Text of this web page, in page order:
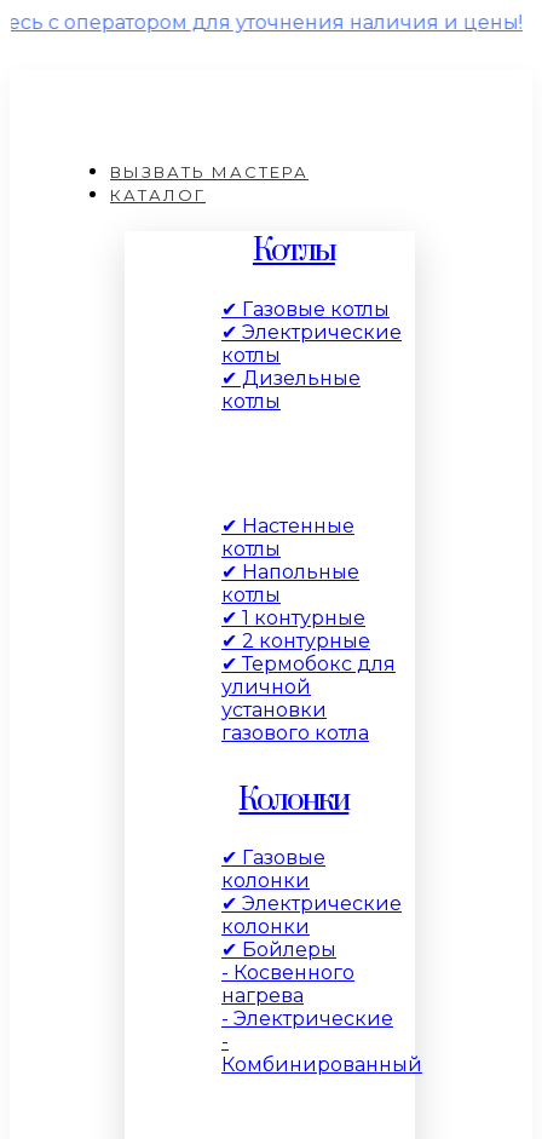
для уточнения наличия и цены!
ВЫЗВАТЬ МАСТЕРА
КАТАЛОГ
Котлы
✔ Газовые котлы
✔ Электрические
котлы
✔ Дизельные
котлы
✔ Настенные
котлы
✔ Напольные
котлы
✔ 1 контурные
✔ 2 контурные
✔ Термобокс для
уличной
установки
газового котла
Колонки
✔ Газовые
колонки
✔ Электрические
колонки
✔ Бойлеры
- Косвенного
нагрева
- Электрические
-
Комбинированный